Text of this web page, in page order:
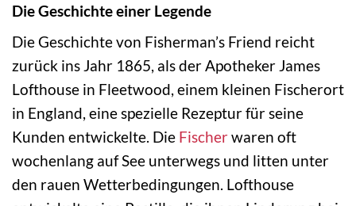
Die Geschichte einer Legende
Die Geschichte von Fisherman’s Friend reicht
zurück ins Jahr 1865, als der Apotheker James
Lofthouse in Fleetwood, einem kleinen Fischerort
in England, eine spezielle Rezeptur für seine
Kunden entwickelte. Die Fischerwaren oft
wochenlang auf See unterwegs und litten unter
den rauen Wetterbedingungen. Lofthouse